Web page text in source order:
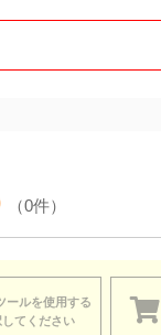
（0件）
ールを使用する
てください